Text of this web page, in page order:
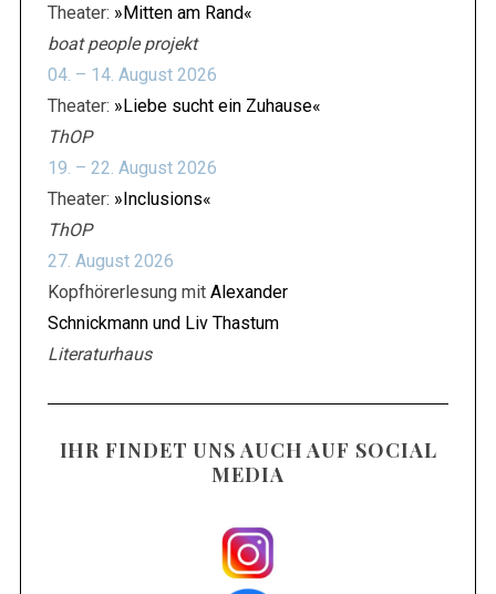
Theater: »Mitten am Rand«
boat people projekt
04. – 14. August 2026
Theater: »Liebe sucht ein Zuhause«
ThOP
19. – 22. August 2026
Theater: »Inclusions«
ThOP
27. August 2026
Kopfhörerlesung mit Alexander
Schnickmann und Liv Thastum
Literaturhaus
IHR FINDET UNS AUCH AUF SOCIAL
MEDIA